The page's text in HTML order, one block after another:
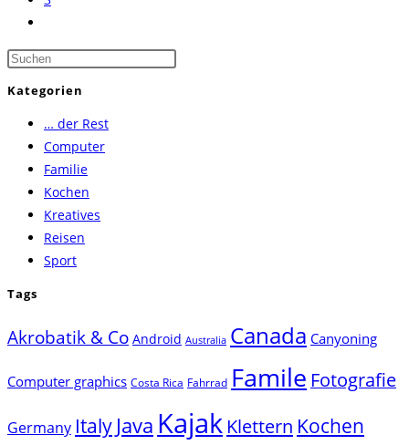
Seite
Press
Kategorien
… der Rest
Computer
Familie
Kochen
Kreatives
Reisen
Sport
Tags
Akrobatik & Co Android Australia Canada Canyoning
Computer graphics Costa Rica Fahrrad Famile Fotografie
Germany Italy Java Kajak Klettern Kochen